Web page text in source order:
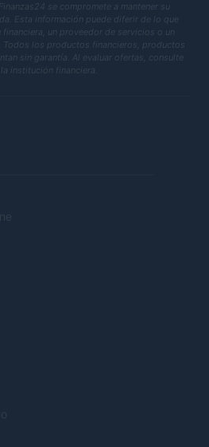
se compromete a mantener su
Esta información puede diferir de lo que
un proveedor de servicios o un
los productos financieros, productos
sin garantía. Al evaluar ofertas, consulte
institución financiera.